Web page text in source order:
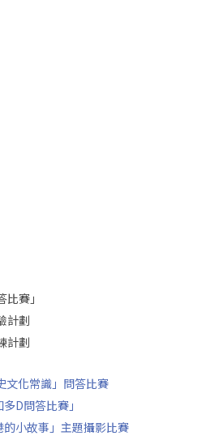
賽」
計劃
計劃
文化常識」問答比賽
D問答比賽」
小故事」主題攝影比賽